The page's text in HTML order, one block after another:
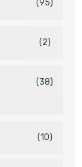
(95)
(2)
(38)
(10)